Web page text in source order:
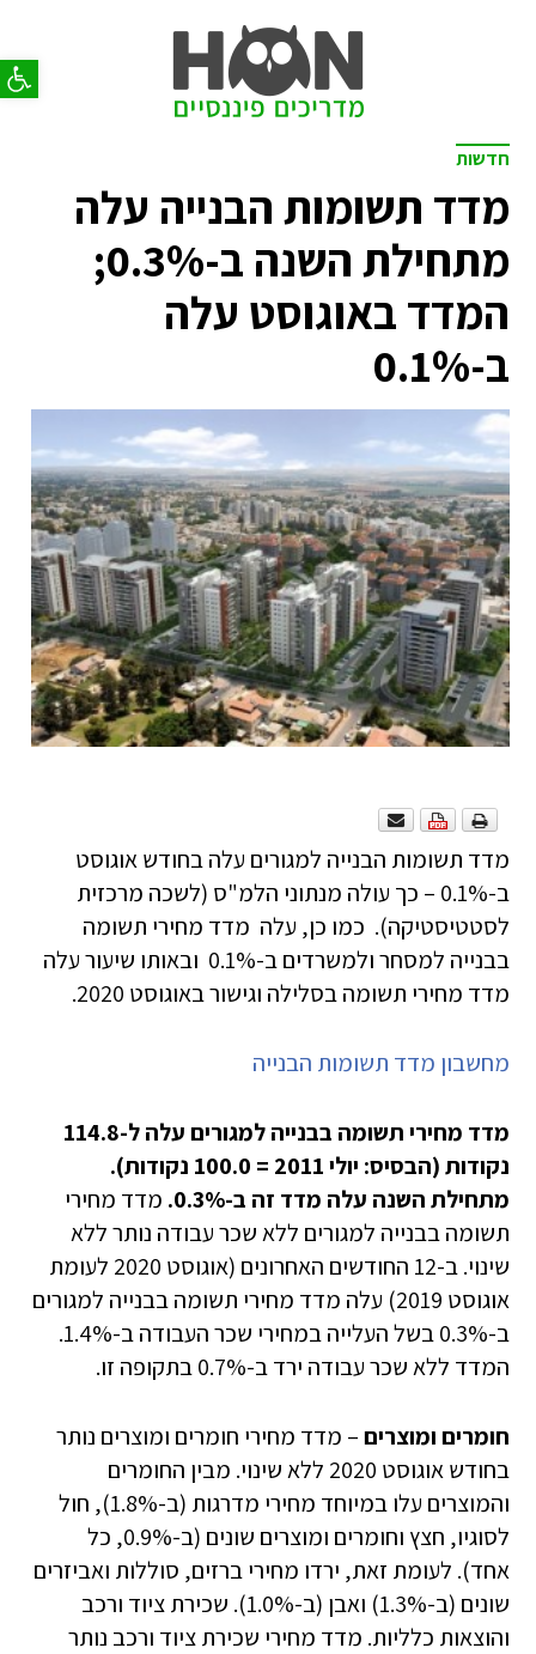
פתח
חדשות
מדד תשומות הבנייה עלה
מתחילת השנה ב-0.3%;
המדד באוגוסט עלה
ב-0.1%
מדד תשומות הבנייה למגורים עלה בחודש אוגוסט
ב-0.1% – כך עולה מנתוני הלמ"ס (לשכה מרכזית
לסטטיסטיקה). כמו כן, עלה מדד מחירי תשומה
בבנייה למסחר ולמשרדים ב-0.1% ובאותו שיעור עלה
מדד מחירי תשומה בסלילה וגישור באוגוסט 2020.
מחשבון מדד תשומות הבנייה
מדד מחירי תשומה בבנייה למגורים עלה ל-114.8
נקודות (הבסיס: יולי 2011 = 100.0 נקודות).
מתחילת השנה עלה מדד זה ב-0.3%.
מדד מחירי
תשומה בבנייה למגורים ללא שכר עבודה נותר ללא
שינוי. ב-12 החודשים האחרונים (אוגוסט 2020 לעומת
אוגוסט 2019) עלה מדד מחירי תשומה בבנייה למגורים
ב-0.3% בשל העלייה במחירי שכר העבודה ב-1.4%.
המדד ללא שכר עבודה ירד ב-0.7% בתקופה זו.
חומרים ומוצרים– מדד מחירי חומרים ומוצרים נותר
בחודש אוגוסט 2020 ללא שינוי. מבין החומרים
והמוצרים עלו במיוחד מחירי מדרגות (ב-1.8%), חול
לסוגיו, חצץ וחומרים ומוצרים שונים (ב-0.9%, כל
אחד). לעומת זאת, ירדו מחירי ברזים, סוללות ואביזרים
שונים (ב-1.3%) ואבן (ב-1.0%). שכירת ציוד ורכב
והוצאות כלליות. מדד מחירי שכירת ציוד ורכב נותר